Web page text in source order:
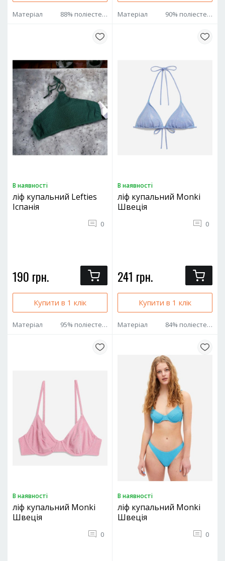
Матеріал 88% поліестер 12% еластан Матеріал 90% поліестер 10% еластан
В наявностi
ліф купальний Lefties
Іспанія
0
190 грн.
Купити в 1 клік
Матеріал 95% поліестер 5% еластан
В наявностi
ліф купальний Monki
Швеція
0
241 грн.
Купити в 1 клік
Матеріал 84% поліестер 16% еластан
В наявностi
ліф купальний Monki
Швеція
0
В наявностi
ліф купальний Monki
Швеція
0